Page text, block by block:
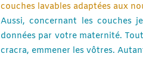
couches lavables adaptées aux
Aussi, concernant les couches
données par votre maternité.
cracra, emmener les vôtres.